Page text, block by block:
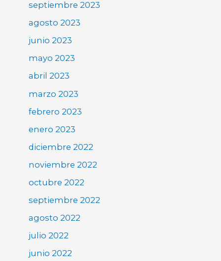
septiembre 2023
agosto 2023
junio 2023
mayo 2023
abril 2023
marzo 2023
febrero 2023
enero 2023
diciembre 2022
noviembre 2022
octubre 2022
septiembre 2022
agosto 2022
julio 2022
junio 2022